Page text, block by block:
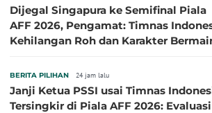
Dijegal Singapura ke Semifinal Piala
AFF 2026, Pengamat: Timnas
Kehilangan Roh dan Karakter
BERITA PILIHAN 24 jam lalu
Janji Ketua PSSI usai Timnas
Tersingkir di Piala AFF 2026: Evaluasi